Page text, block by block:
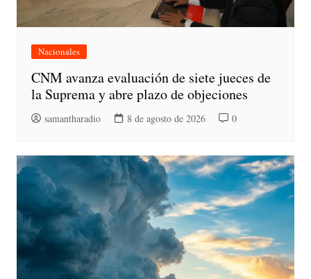
Nacionales
CNM avanza evaluación de siete jueces de
la Suprema y abre plazo de objeciones
samantharadio 8 de agosto de 2026 0